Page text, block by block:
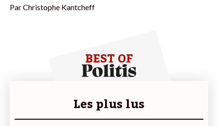
ParChristophe Kantcheff
BEST OF
Les plus lus